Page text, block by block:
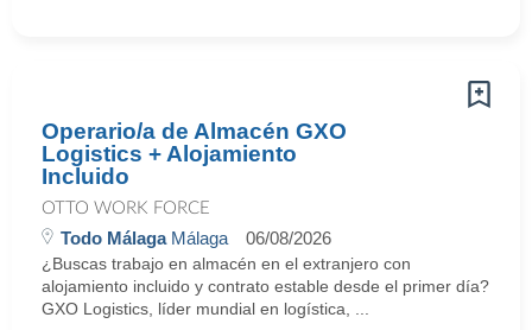
Operario/a de Almacén GXO
Logistics + Alojamiento
Incluido
OTTO WORK FORCE
Todo MálagaMálaga 06/08/2026
¿Buscas trabajo en almacén en el extranjero con
alojamiento incluido y contrato estable desde el primer día?
GXO Logistics, líder mundial en logística, ...